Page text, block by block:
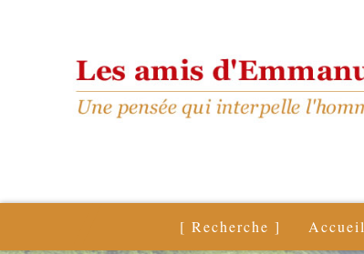
[ Recherche ] Accueil